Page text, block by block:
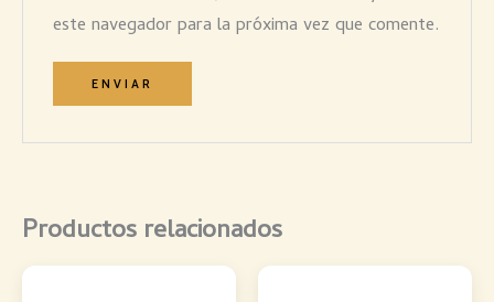
este navegador para la próxima vez que comente.
Productos relacionados